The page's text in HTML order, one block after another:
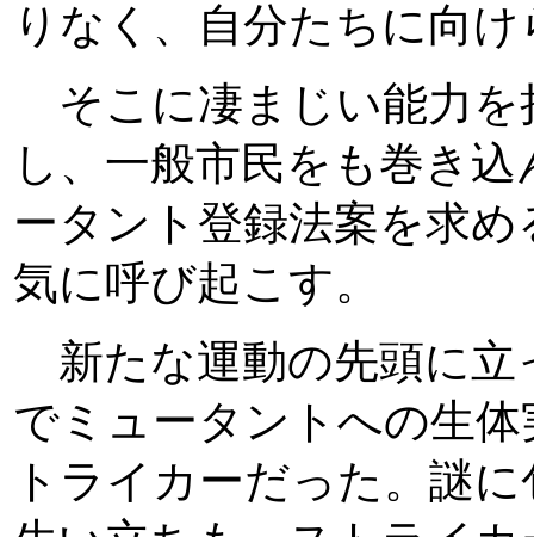
りなく、自分たちに向
そこに凄まじい能力を
し、一般市民をも巻き
ータント登録法案を求
気に呼び起こす。
新たな運動の先頭に立
でミュータントへの生
トライカーだった。謎